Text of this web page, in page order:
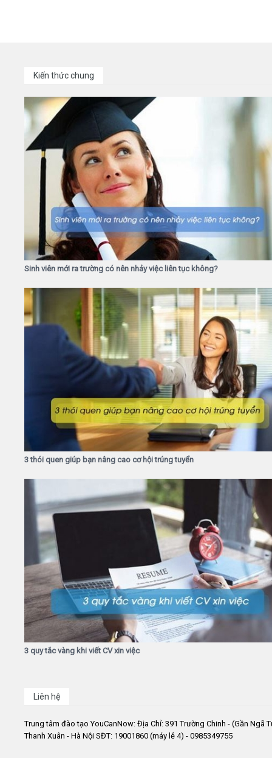
Kiến thức chung
Sinh viên mới ra trường có nên nhảy việc liên tục không?
3 thói quen giúp bạn nâng cao cơ hội trúng tuyển
3 quy tắc vàng khi viết CV xin việc
Liên hệ
Trung tâm đào tạo YouCanNow: Địa Chỉ: 391 Trường Chinh - (Gần Ngã
Thanh Xuân - Hà Nội SĐT: 19001860 (máy lẻ 4) - 0985349755